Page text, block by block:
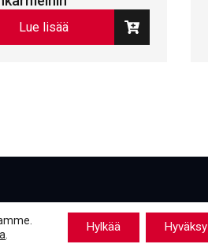
Lue lisää
Hyväksy
Hylkää